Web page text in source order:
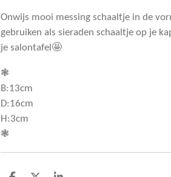
Onwijs mooi messing schaaltje in de
gebruiken als sieraden schaaltje op je
je salontafel🤩
❃
B:13cm
D:16cm
H:3cm
❃